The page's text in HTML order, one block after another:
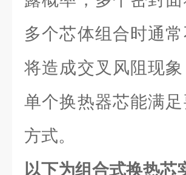
多个芯体组合时通
将造成交叉风阻现
单个换热器芯能满
方式。
以下为组合式换热芯